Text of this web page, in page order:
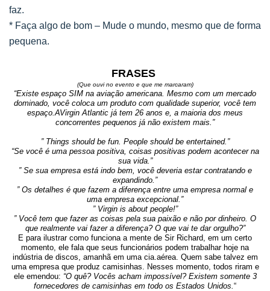
faz.
* Faça algo de bom – Mude o mundo, mesmo que de forma
pequena.
FRASES
(Que ouvi no evento e que me marcaram)
“Existe espaço SIM na aviação americana. Mesmo com um mercado
dominado, você coloca um produto com qualidade superior, você tem
espaço.AVirgin Atlantic já tem 26 anos e, a maioria dos meus
concorrentes pequenos já não existem mais.”
” Things should be fun. People should be entertained.”
“Se você é uma pessoa positiva, coisas positivas podem acontecer na
sua vida.”
” Se sua empresa está indo bem, você deveria estar contratando e
expandindo.”
” Os detalhes é que fazem a diferença entre uma empresa normal e
uma empresa excepcional.”
” Virgin is about people!”
” Você tem que fazer as coisas pela sua paixão e não por dinheiro. O
que realmente vai fazer a diferença? O que vai te dar orgulho?”
E para ilustrar como funciona a mente de Sir Richard, em um certo
momento, ele fala que seus funcionários podem trabalhar hoje na
indústria de discos, amanhã em uma cia.aérea. Quem sabe talvez em
uma empresa que produz camisinhas. Nesses momento, todos riram e
ele emendou: “O quê? Vocês acham impossível? Existem somente 3
fornecedores de camisinhas em todo os Estados Unidos.“